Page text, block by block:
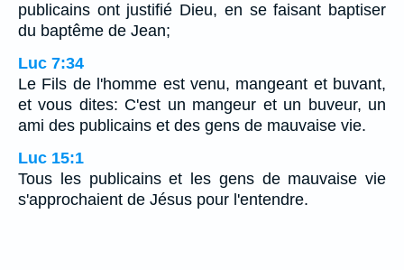
publicains ont justifié Dieu, en se faisant baptiser
du baptême de Jean;
Luc 7:34
Le Fils de l'homme est venu, mangeant et buvant,
et vous dites: C'est un mangeur et un buveur, un
ami des publicains et des gens de mauvaise vie.
Luc 15:1
Tous les publicains et les gens de mauvaise vie
s'approchaient de Jésus pour l'entendre.